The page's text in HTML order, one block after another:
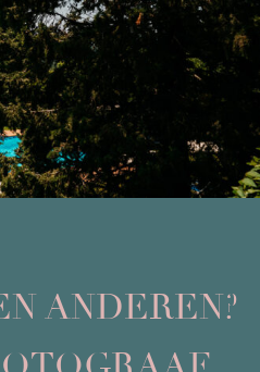
ANDEREN?